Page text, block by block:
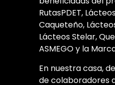
RutasPDET,
Caqueteño,
Lácteos Stelar,
ASMEGO y la
En nuestra casa,
de colaboradores